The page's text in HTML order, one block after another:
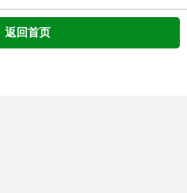
返回首页